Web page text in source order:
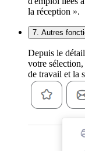
la réception ».
7. Autres
Depuis le
votre
de travail et la